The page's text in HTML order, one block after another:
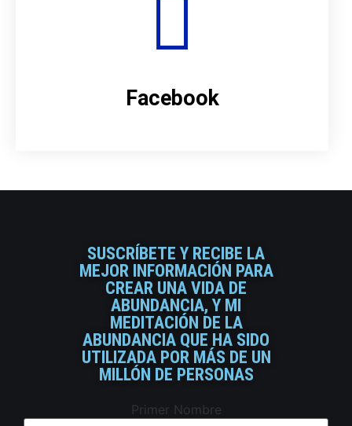
Facebook
SUSCRÍBETE Y RECIBE LA
MEJOR INFORMACIÓN PARA
CREAR UNA VIDA DE
ABUNDANCIA, Y MI
MEDITACIÓN DE LA
ABUNDANCIA QUE HA SIDO
UTILIZADA POR MÁS DE UN
MILLÓN DE PERSONAS
Primer Nombre